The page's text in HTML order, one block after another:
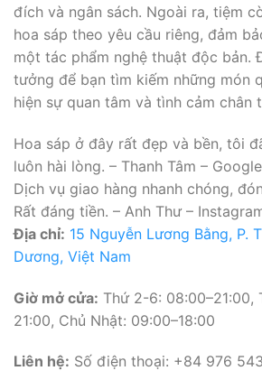
đích và ngân sách. Ngoài ra, tiệm
hoa sáp theo yêu cầu riêng, đảm
một tác phẩm nghệ thuật độc bản.
tưởng để bạn tìm kiếm những món
hiện sự quan tâm và tình cảm chân
Hoa sáp ở đây rất đẹp và bền, tôi
luôn hài lòng. – Thanh Tâm –
Dịch vụ giao hàng nhanh chóng,
Rất đáng tiền. – Anh Thư –
Địa chỉ: 15 Nguyễn Lương Bằng, P.
Dương, Việt Nam
Giờ mở cửa: Thứ 2-6: 08:00–21:00,
21:00, Chủ Nhật: 09:00–18:00
Liên hệ: Số điện thoại: +84 976